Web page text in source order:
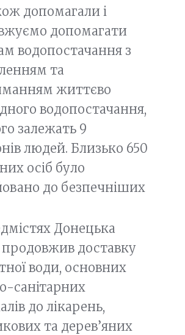
допомагали і
допомагати
водопостачання з
та
життєво
водопостачання,
залежать 9
людей. Близько 650
осіб було
до безпечніших
Донецька
доставку
води, основних
санітарних
до лікарень,
та дерев’яних